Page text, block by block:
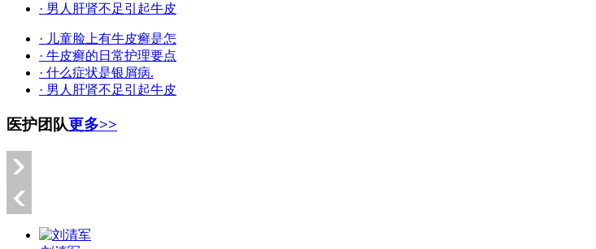
· 男人肝肾不足引起牛皮
· 儿童脸上有牛皮癣是怎
· 牛皮癣的日常护理要点
· 什么症状是银屑病.
· 男人肝肾不足引起牛皮
医护团队更多>>